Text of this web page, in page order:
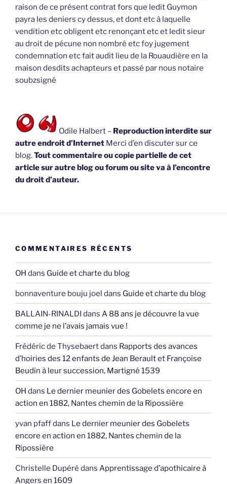
raison de ce présent contrat fors que ledit Guymon
payra les deniers cy dessus, et dont etc à laquelle
vendition etc obligent etc renonçant etc et ledit sieur
au droit de pécune non nombré etc foy jugement
condemnation etc fait audit lieu de la Rouaudière en la
maison desdits achapteurs et passé par nous notaire
soubzsigné
Odile Halbert – Reproduction interdite sur
autre endroit d’Internet Merci d’en discuter sur ce
blog.Tout commentaire ou copie partielle de cet
article sur autre blog ou forum ou site va à l’encontre
du droit d’auteur.
COMMENTAIRES RÉCENTS
OH dans Guide et charte du blog
bonnaventure bouju joel dans Guide et charte du blog
BALLAIN-RINALDI dans A 88 ans je découvre la vue
comme je ne l’avais jamais vue !
Frédéric de Thysebaertdans Rapports des avances
d’hoiries des 12 enfants de Jean Berault et Françoise
Beudin à leur succession, Martigné 1539
OH dans Le dernier meunier des Gobelets encore en
action en 1882, Nantes chemin de la Ripossière
yvan pfaffdans Le dernier meunier des Gobelets
encore en action en 1882, Nantes chemin de la
Ripossière
Christelle Dupéré dans Apprentissage d’apothicaire à
Angers en 1609